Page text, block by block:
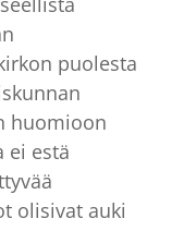
puolesta
huomioon
ei estä
olisivat auki